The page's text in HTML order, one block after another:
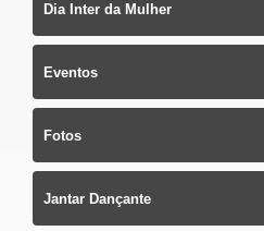
Dia Inter da Mulher
Eventos
Fotos
Jantar Dançante